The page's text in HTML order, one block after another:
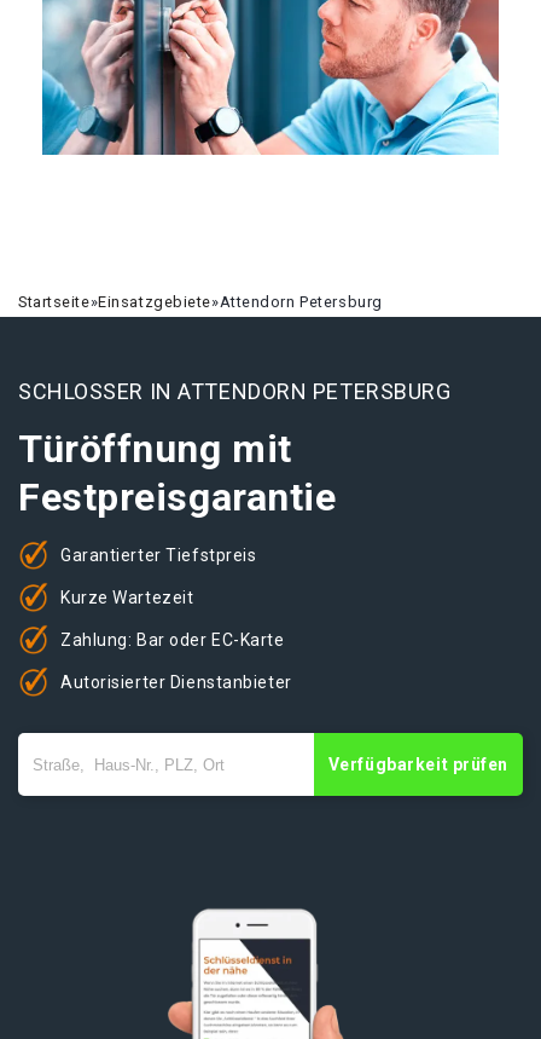
Startseite»Einsatzgebiete»Attendorn Petersburg
SCHLOSSER IN ATTENDORN PETERSBURG
Türöffnung mit
Festpreisgarantie
Garantierter Tiefstpreis
Kurze Wartezeit
Zahlung: Bar oder EC-Karte
Autorisierter Dienstanbieter
Verfügbarkeit prüfen